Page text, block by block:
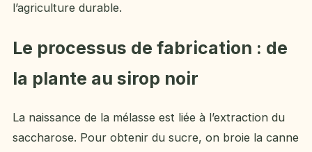
l’agriculture durable.
Le processus de fabrication : de
la plante au sirop noir
La naissance de la mélasse est liée à l’extraction du
saccharose. Pour obtenir du sucre, on broie la canne